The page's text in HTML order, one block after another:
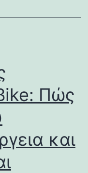
Πώς
και